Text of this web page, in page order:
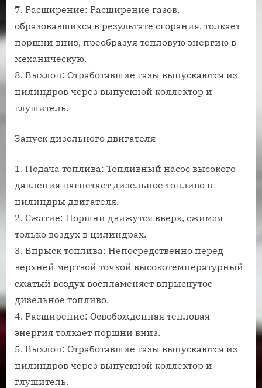
7. Расширение: Расширение газов,
образовавшихся в результате сгорания, толкает
поршни вниз, преобразуя тепловую энергию в
механическую.
8. Выхлоп: Отработавшие газы выпускаются из
цилиндров через выпускной коллектор и
глушитель.
Запуск дизельного двигателя
1. Подача топлива: Топливный насос высокого
давления нагнетает дизельное топливо в
цилиндры двигателя.
2. Сжатие: Поршни движутся вверх, сжимая
только воздух в цилиндрах.
3. Впрыск топлива: Непосредственно перед
верхней мертвой точкой высокотемпературный
сжатый воздух воспламеняет впрыснутое
дизельное топливо.
4. Расширение: Освобожденная тепловая
энергия толкает поршни вниз.
5. Выхлоп: Отработавшие газы выпускаются из
цилиндров через выпускной коллектор и
глушитель.